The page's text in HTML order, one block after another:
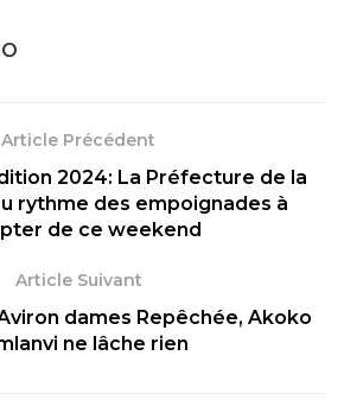
Article Précédent
2024: La Préfecture de la
rythme des empoignades à
de ce weekend
Article Suivant
dames Repêchée, Akoko
ne lâche rien